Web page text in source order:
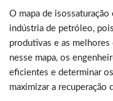
O mapa de isossaturação
indústria de petróleo,
produtivas e as melhores
nesse mapa, os
eficientes e determinar
maximizar a recuperação